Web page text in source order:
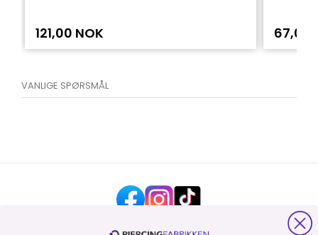
121,00 NOK 67,00
VANLIGE SPØRSMÅL